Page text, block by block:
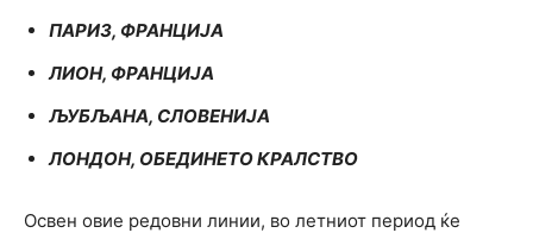
ПАРИЗ, ФРАНЦИЈА
ЛИОН, ФРАНЦИЈА
ЉУБЉАНА, СЛОВЕНИЈА
ЛОНДОН, ОБЕДИНЕТО КРАЛСТВО
Освен овие редовни линии, во летниот период ќе